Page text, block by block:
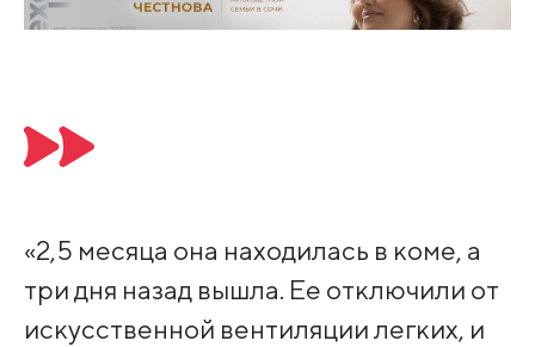
«2,5 месяца она находилась в коме, а
три дня назад вышла. Ее отключили от
искусственной вентиляции легких, и